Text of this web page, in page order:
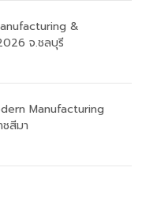
&
จ.ชลบุรี
Manufacturing
สีมา